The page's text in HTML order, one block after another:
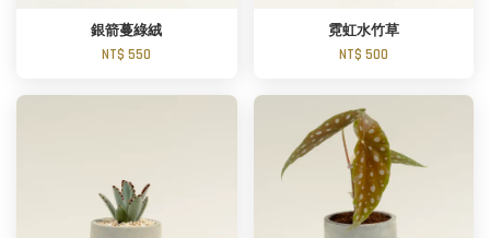
銀箭蔓綠絨
NT$ 550
霓虹水竹草
NT$ 500